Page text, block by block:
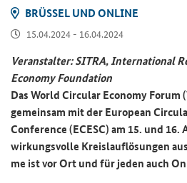
BRÜS­SEL UND ON­LINE
15.04.2024 - 16.04.2024
Ver­an­stal­ter: SITRA,International
Economy Foundation
DasWorld Circular Economy Forum
ge­mein­sam mit derEuropean
Conference(ECESC) am 15. und
wir­kungs­vol­le Kreis­lauf­lö­sun­gen
me ist vor Ort und für jeden auch